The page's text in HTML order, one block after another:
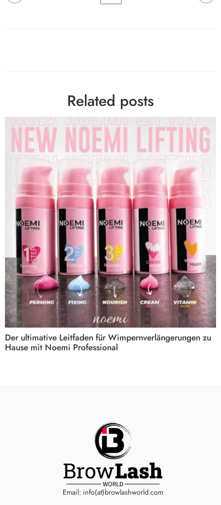
Related posts
Der ultimative Leitfaden für Wimpernverlängerungen zu
Hause mit Noemi Professional
Email: info(at)browlashworld.com